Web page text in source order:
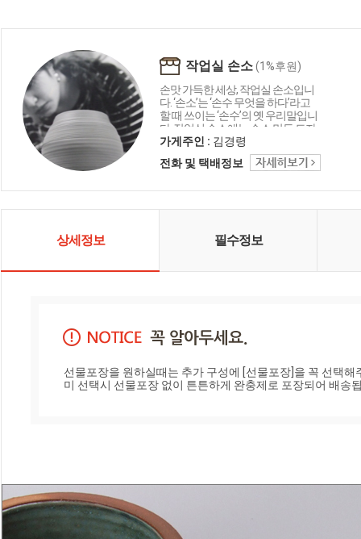
작업실 손소(1%후원)
손맛 가득한 세상, 작업실 손소입니
다. ‘손소’는 ‘손수 무엇을 하다’라고
할 때 쓰이는 ‘손수’의 옛 우리말입니
다. 작업실 손소에는 손소 만든 도자
기 그릇, 특이한 인테리어 소품, 테이
블 소품 등이 다양하게 준비되어 있
습니다. 손소 세상으로 초대합니다.
가게주인 : 김경령
전화 및 택배정보
상세정보 필수정보
선물포장을 원하실때는 추가 구성에 [선물포장]을 꼭 선택해
미 선택시 선물포장 없이 튼튼하게 완충제로 포장되어 배송